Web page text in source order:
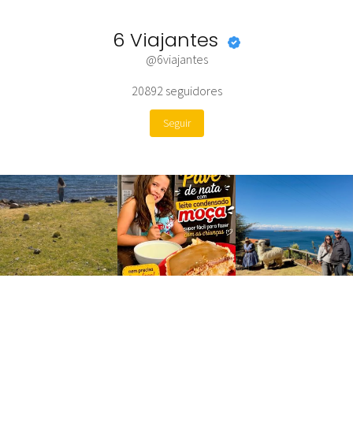
6 Viajantes
@6viajantes
20892 seguidores
Seguir